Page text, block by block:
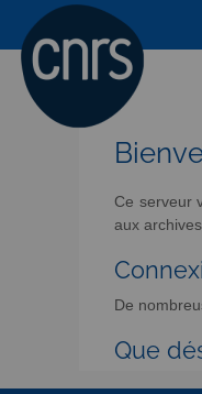
Ce serveur
aux
De
Que